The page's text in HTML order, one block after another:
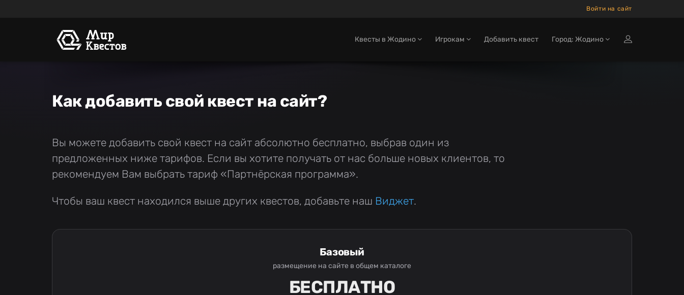
Войти на сайт
Квесты в Жодино Игрокам Добавить квест Город: Жодино
Как добавить свой квест на сайт?
Вы можете добавить свой квест на сайт абсолютно бесплатно, выбрав один из
предложенных ниже тарифов. Если вы хотите получать от нас больше новых клиентов, то
рекомендуем Вам выбрать тариф «Партнёрская программа».
Чтобы ваш квест находился выше других квестов, добавьте наш Виджет.
Базовый
размещение на сайте в общем каталоге
БЕСПЛАТНО